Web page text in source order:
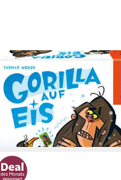
DREI MAGIER SPIELE
Spiel Gorilla auf Eis,
Made in Germany
ab 10,73 € UVP 13,99 €
-23%
lieferbar - in 1-2 Werktagen bei dir